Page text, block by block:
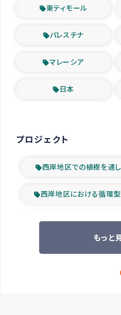
東ティモール
パレスチナ
マレーシア
日本
プロジェクト
西岸地区での植樹を通
西岸地区における循環
ツアー参
緊急救
もっと